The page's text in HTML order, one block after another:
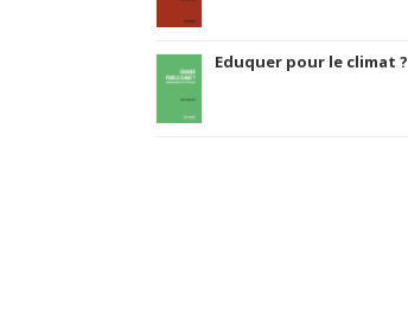
Eduquer pour le climat ?